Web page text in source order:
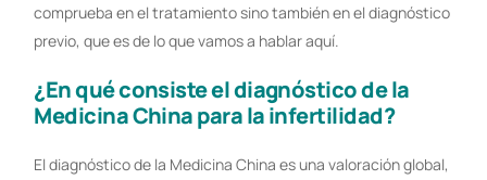
comprueba en el tratamiento sino también en el diagnóstico
previo, que es de lo que vamos a hablar aquí.
¿En qué consiste el diagnóstico de la
Medicina China para la infertilidad?
El diagnóstico de la Medicina China es una valoración global,